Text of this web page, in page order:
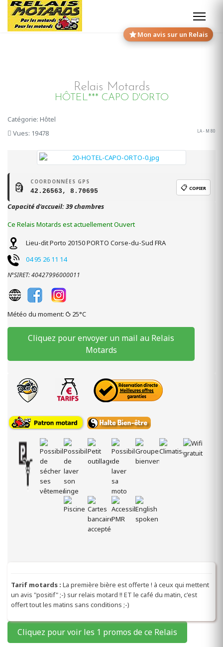
Mon avis sur un Relais
Relais Motards
HÔTEL*** CAPO D'ORTO
Catégorie: Hôtel
Vues: 19478
LA - M 80
🗿 COORDONNÉES GPS
42.26563, 8.70695 📋 COPIER
Capacité d'accueil: 39 chambres
Ce Relais Motards est actuellement Ouvert
Lieu-dit Porto 20150PORTO Corse-du-Sud FRA
04 95 26 11 14
N°SIRET: 40427996000011
Météo du moment: 25°C
Cliquez pour envoyer un mail au Relais
Motards
Tarif motards : La première bière est offerte ! à ceux qui mettent
un avis "positif" ;-) sur relais motard !! ET le café du matin, c'est
offert tout les matins sans conditions ;-)
Cliquez pour voir les 1 promos de ce Relais